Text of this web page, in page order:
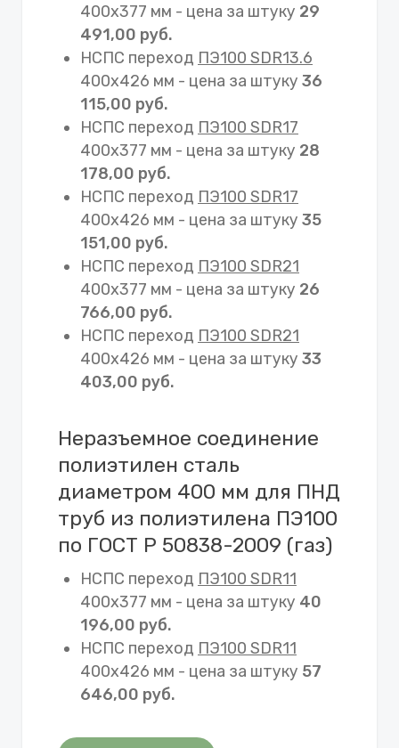
400х377 мм - цена за штуку 29
491,00 руб.
НСПС переход ПЭ100 SDR13.6
400х426 мм - цена за штуку 36
115,00 руб.
НСПС переход ПЭ100 SDR17
400х377 мм - цена за штуку 28
178,00 руб.
НСПС переход ПЭ100 SDR17
400х426 мм - цена за штуку 35
151,00 руб.
НСПС переход ПЭ100 SDR21
400х377 мм - цена за штуку 26
766,00 руб.
НСПС переход ПЭ100 SDR21
400х426 мм - цена за штуку 33
403,00 руб.
Неразъемное соединение
полиэтилен сталь
диаметром 400 мм для ПНД
труб из полиэтилена ПЭ100
по ГОСТ Р 50838-2009 (газ)
НСПС переход ПЭ100 SDR11
400х377 мм - цена за штуку 40
196,00 руб.
НСПС переход ПЭ100 SDR11
400х426 мм - цена за штуку 57
646,00 руб.